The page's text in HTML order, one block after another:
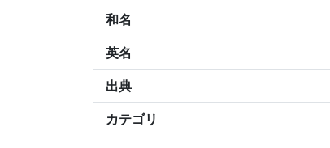
和名
英名
出典
カテゴリ